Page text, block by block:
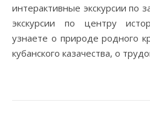
интерактивные экскурсии по
экскурсии по центру
узнаете о природе родного
кубанского казачества, о